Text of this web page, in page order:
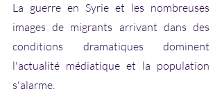
La guerre en Syrie et les nombreuses
images de migrants arrivant dans des
conditions dramatiques dominent
l'actualité médiatique et la population
s'alarme.